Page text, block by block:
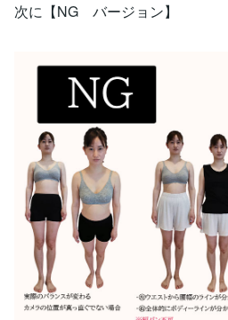
次に【NG バージョン】